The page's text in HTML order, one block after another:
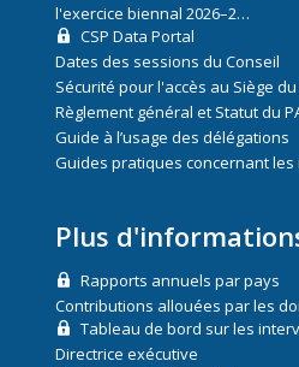
l'exercice biennal 2026–2…
CSP Data Portal
Dates des sessions du Conseil
Sécurité pour l'accès au Siège du
Règlement général et Statut du
Guide à l’usage des délégations
Guides pratiques concernant
Plus
Rapports annuels par pays
Contributions allouées par les
Tableau de bord sur les
Directrice exécutive